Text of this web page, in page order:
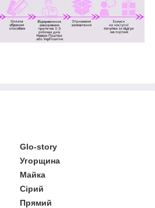
Glo-story
Угорщина
Майка
Сірий
Прямий